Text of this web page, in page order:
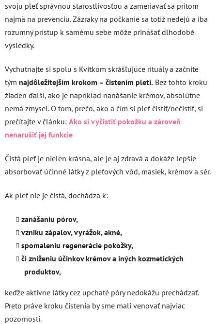
svoju pleť správnou starostlivosťou a zameriavať sa pritom
najmä na prevenciu. Zázraky na počkanie sa totiž nedejú a iba
rozumný prístup k samému sebe môže prinášať dlhodobé
výsledky.
Vychutnajte si spolu s Kvitkom skrášľujúce rituály a začnite
tým najdôležitejším krokom – čistením pleti. Bez tohto kroku
žiaden ďalší, ako je napríklad nanášanie krémov, absolútne
nemá zmysel. O tom, prečo, ako a čím si pleť čistiť/nečistiť, si
prečítajte v článku: Ako si vyčistiť pokožku a zároveň
nenarušiť jej funkcie
Čistá pleť je nielen krásna, ale je aj zdravá a dokáže lepšie
absorbovať účinné látky z pleťových vôd, masiek, krémov a sér.
Ak pleť nie je čistá, dochádza k:
zanášaniu pórov,
vzniku zápalov, vyrážok, akné,
spomaleniu regenerácie pokožky,
či zníženiu účinkov krémov a iných kozmetických
produktov,
keďže aktívne látky cez upchaté póry nedokážu prechádzať.
Preto práve kroku čistenia by sme mali venovať najviac
pozornosti.